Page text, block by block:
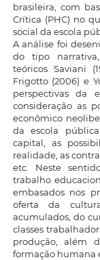
brasileira, com
Crítica (PHC) no
social da escola
A análise foi
do tipo
teóricos Saviani
Frigotto (2006) e
perspectivas da
consideração as
econômico
da escola
capital, as
realidade, as
etc. Neste
trabalho
embasados nos
oferta da
acumulados, do
classes
produção, além
formação humana